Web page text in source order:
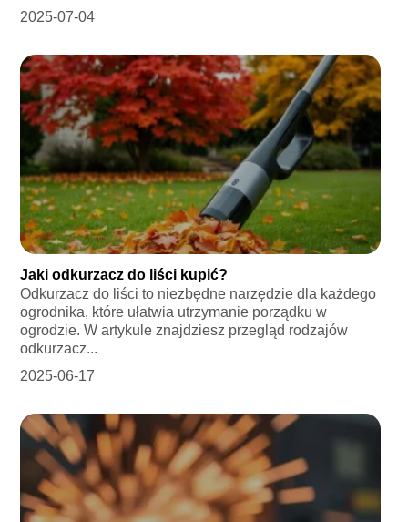
2025-07-04
Jaki odkurzacz do liści kupić?
Odkurzacz do liści to niezbędne narzędzie dla każdego
ogrodnika, które ułatwia utrzymanie porządku w
ogrodzie. W artykule znajdziesz przegląd rodzajów
odkurzacz...
2025-06-17